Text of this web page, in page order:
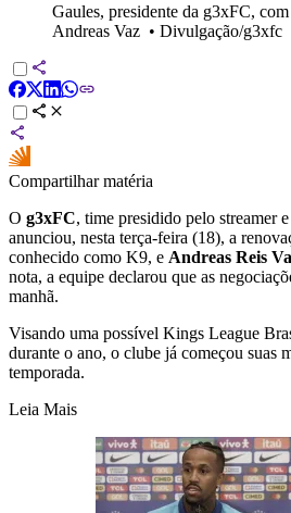
Gaules, presidente da g3xFC,
Andreas Vaz • Divulgação/g3xfc
Compartilhar matéria
O g3xFC, time presidido pelo streamer
anunciou, nesta terça-feira (18), a
conhecido como K9, e Andreas Reis
nota, a equipe declarou que as
manhã.
Visando uma possível Kings League
durante o ano, o clube já começou suas
temporada.
Leia Mais